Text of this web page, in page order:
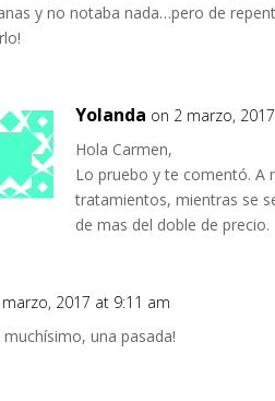
y no notaba nada…pero de
Yolanda on 2 marzo,
Hola Carmen,
Lo pruebo y te comentó. A
tratamientos, mientras se
de mas del doble de precio.
2017 at 9:11 am
una pasada!